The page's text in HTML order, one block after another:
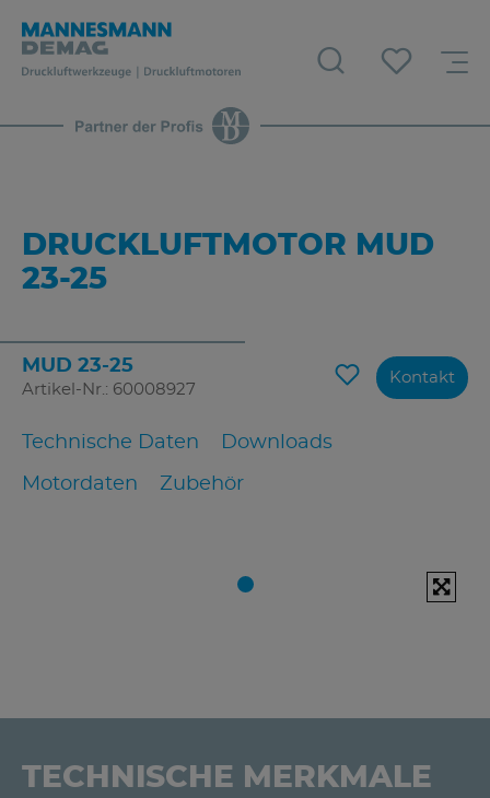
DRUCKLUFTMOTOR MUD
23-25
MUD 23-25
Artikel-Nr.: 60008927
Technische Daten Downloads
Motordaten Zubehör
Kontakt
TECHNISCHE MERKMALE